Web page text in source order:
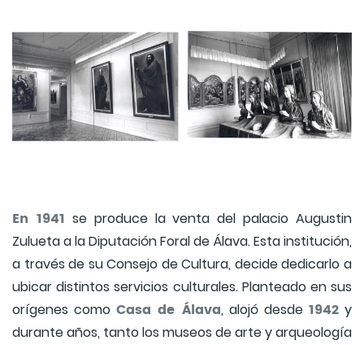
En 1941 se produce la venta del palacio Augustin
Zulueta a la Diputación Foral de Álava. Esta institución,
a través de su Consejo de Cultura, decide dedicarlo a
ubicar distintos servicios culturales. Planteado en sus
orígenes comoCasa de Álava, alojó desde 1942y
durante años, tanto los museos de arte y arqueología